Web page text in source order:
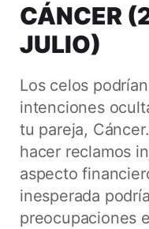
CÁNCER
JULIO)
Los celos
intenciones
tu pareja,
hacer reclamos
aspecto
inesperada
preocupaciones